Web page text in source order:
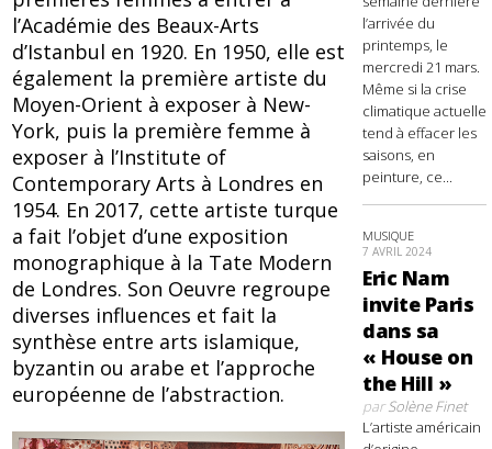
l’Académie des Beaux-Arts
d’Istanbul en 1920. En 1950, elle est
également la première artiste du
Moyen-Orient à exposer à New-
York, puis la première femme à
exposer à l’Institute of
Contemporary Arts à Londres en
1954. En 2017, cette artiste turque
a fait l’objet d’une exposition
monographique à la Tate Modern
de Londres. Son Oeuvre regroupe
diverses influences et fait la
synthèse entre arts islamique,
byzantin ou arabe et l’approche
européenne de l’abstraction.
l’arrivée du
printemps, le
mercredi 21 mars.
Même si la crise
climatique actuelle
tend à effacer les
saisons, en
peinture, ce...
MUSIQUE
7 AVRIL 2024
Eric Nam
invite Paris
dans sa
« House on
the Hill »
parSolène Finet
L’artiste américain